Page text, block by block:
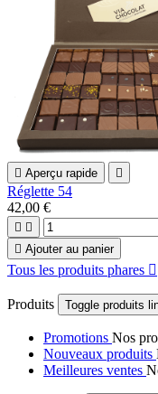
 Aperçu rapide 
Réglette 54
42,00 €
 
 Ajouter au panier
Tous les produits phares 
Produits Toggle produits
Promotions Nos
Nouveaux produits
Meilleures ventes